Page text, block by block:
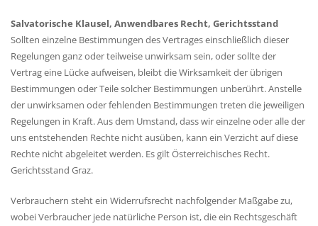
Salvatorische Klausel, Anwendbares Recht, Gerichtsstand
Sollten einzelne Bestimmungen des Vertrages einschließlich dieser
Regelungen ganz oder teilweise unwirksam sein, oder sollte der
Vertrag eine Lücke aufweisen, bleibt die Wirksamkeit der übrigen
Bestimmungen oder Teile solcher Bestimmungen unberührt. Anstelle
der unwirksamen oder fehlenden Bestimmungen treten die jeweiligen
Regelungen in Kraft. Aus dem Umstand, dass wir einzelne oder alle der
uns entstehenden Rechte nicht ausüben, kann ein Verzicht auf diese
Rechte nicht abgeleitet werden. Es gilt Österreichisches Recht.
Gerichtsstand Graz.
Verbrauchern steht ein Widerrufsrecht nachfolgender Maßgabe zu,
wobei Verbraucher jede natürliche Person ist, die ein Rechtsgeschäft